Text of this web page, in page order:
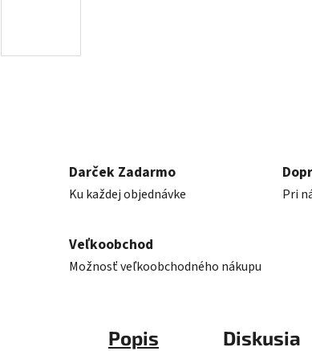
Darček Zadarmo
Ku každej objednávke Pri
Veľkoobchod
Možnosť veľkoobchodného nákupu
Popis Diskusia